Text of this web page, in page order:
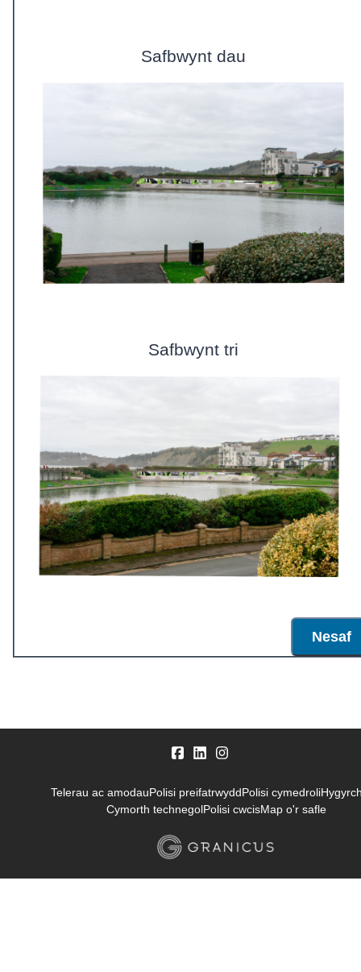
Safbwynt dau
Safbwynt tri
Nesaf
Telerau ac amodauPolisi preifatrwyddPolisi cymedroli
Cymorth technegolPolisi cwcisMap o'r safle